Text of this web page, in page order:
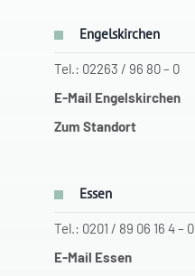
Engelskirchen
Tel.: 02263 / 96 80 – 0
E-Mail Engelskirchen
Zum Standort
Essen
Tel.: 0201 / 89 06 16 4 – 0
E-Mail Essen